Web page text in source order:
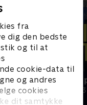
fra
dig den bedste
og til at
cookie-data til
og andres
cookies
dit samtykke
Politiet tæt
Dokumentar •